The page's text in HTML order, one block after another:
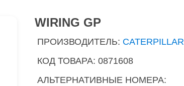
WIRING GP
ПРОИЗВОДИТЕЛЬ: CATERPILLAR
КОД ТОВАРА: 0871608
АЛЬТЕРНАТИВНЫЕ НОМЕРА: